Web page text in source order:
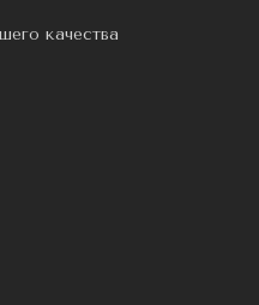
качества